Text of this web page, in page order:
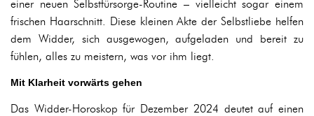
einer neuen Selbstfürsorge-Routine – vielleicht sogar einem
frischen Haarschnitt. Diese kleinen Akte der Selbstliebe helfen
dem Widder, sich ausgewogen, aufgeladen und bereit zu
fühlen, alles zu meistern, was vor ihm liegt.
Mit Klarheit vorwärts gehen
Das Widder-Horoskop für Dezember 2024 deutet auf einen